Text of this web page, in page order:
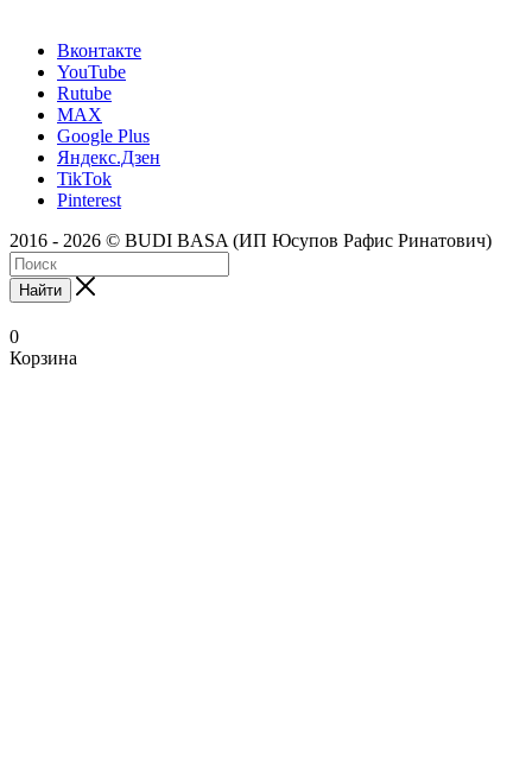
Вконтакте
YouTube
Rutube
MAX
Google Plus
Яндекс.Дзен
TikTok
Pinterest
2016 - 2026 © BUDI BASA (ИП Юсупов Рафис Ринатович)
Найти
0
Корзина